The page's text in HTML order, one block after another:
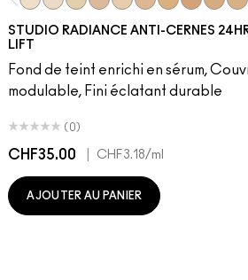
STUDIO RADIANCE ANTI-CERNES
LIFT
Fond de teint enrichi en sérum,
modulable, Fini éclatant durable
(0)
CHF35.00 CHF3.18/ml
AJOUTER AU PANIER